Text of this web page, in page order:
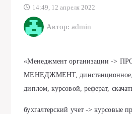
14:49, 12 апреля 2022
Автор: admin
«Менеджмент организации ->
МЕНЕДЖМЕНТ, динстанционное,
диплом, курсовой, реферат,
бухгалтерский учет -> курсовые